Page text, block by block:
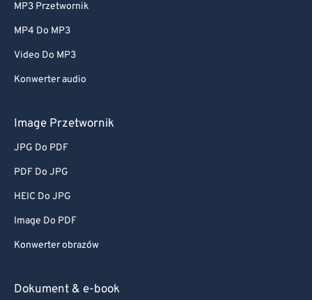
MP3 Przetwornik
MP4 Do MP3
Video Do MP3
Konwerter audio
Image Przetwornik
JPG Do PDF
PDF Do JPG
HEIC Do JPG
Image Do PDF
Konwerter obrazów
Dokument & e-book